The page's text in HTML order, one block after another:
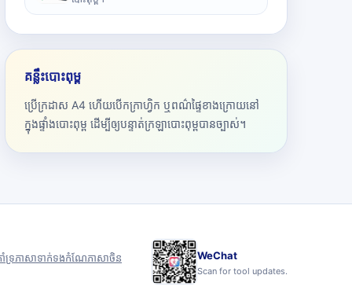
គន្លឹះបោះពុម្ព
ប្រើក្រដាស A4 ហើយបើកក្រាហ្វិក ឬពណ៌ផ្ទៃខាងក្រោយនៅ
ក្នុងផ្ទាំងបោះពុម្ព ដើម្បីឲ្យបន្ទាត់ក្រឡាបោះពុម្ពបានច្បាស់។
ទ្រភាសាទាក់ទងកំណែភាសាចិន WeChat
Scan for tool updates.